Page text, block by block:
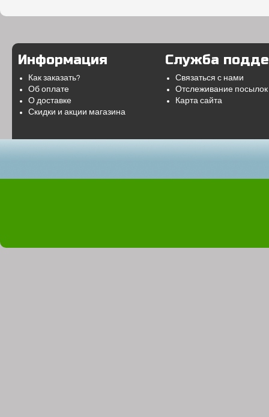
Информация
Как заказать?
Об оплате
О доставке
Скидки и акции магазина
Служба
Связаться с нами
Отслеживание посылок
Карта сайта